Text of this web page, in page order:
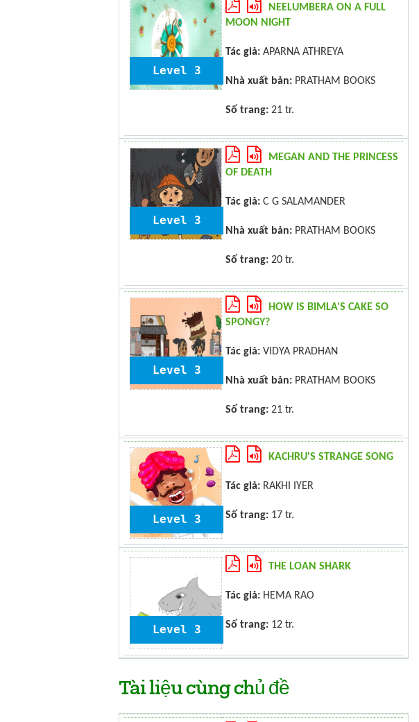
Level 3
NEELUMBERA ON A FULL
MOON NIGHT
Tác giả: APARNA ATHREYA
Nhà xuất bản: PRATHAM BOOKS
Số trang: 21 tr.
Level 3
MEGAN AND THE PRINCESS
OF DEATH
Tác giả: C G SALAMANDER
Nhà xuất bản: PRATHAM BOOKS
Số trang: 20 tr.
Level 3
HOW IS BIMLA'S CAKE SO
SPONGY?
Tác giả: VIDYA PRADHAN
Nhà xuất bản: PRATHAM BOOKS
Số trang: 21 tr.
Level 3
KACHRU'S STRANGE SONG
Tác giả: RAKHI IYER
Số trang: 17 tr.
Level 3
THE LOAN SHARK
Tác giả: HEMA RAO
Số trang: 12 tr.
Tài liệu cùng chủ đề